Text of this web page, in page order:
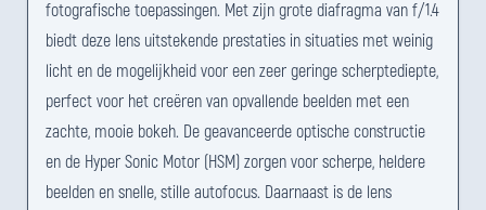
fotografische toepassingen. Met zijn grote diafragma van f/1.4
biedt deze lens uitstekende prestaties in situaties met weinig
licht en de mogelijkheid voor een zeer geringe scherptediepte,
perfect voor het creëren van opvallende beelden met een
zachte, mooie bokeh. De geavanceerde optische constructie
en de Hyper Sonic Motor (HSM) zorgen voor scherpe, heldere
beelden en snelle, stille autofocus. Daarnaast is de lens